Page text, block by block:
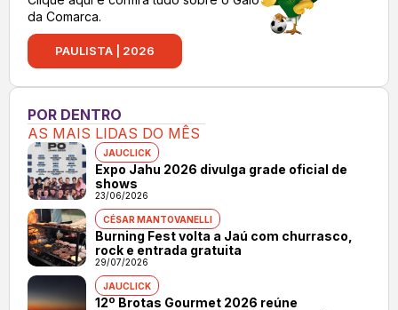
da Comarca.
PAULISTA | 2026
POR DENTRO
AS MAIS LIDAS DO MÊS
JAUCLICK
Expo Jahu 2026 divulga grade oficial de
shows
23/06/2026
CÉSAR MANTOVANELLI
Burning Fest volta a Jaú com churrasco,
rock e entrada gratuita
29/07/2026
JAUCLICK
12º Brotas Gourmet 2026 reúne